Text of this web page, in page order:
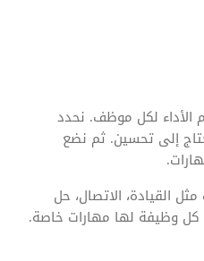
الأداء لكل موظف. نحدد
إلى تحسين. ثم نضع
القيادة، الاتصال، حل
كل وظيفة لها مهارات خاصة.